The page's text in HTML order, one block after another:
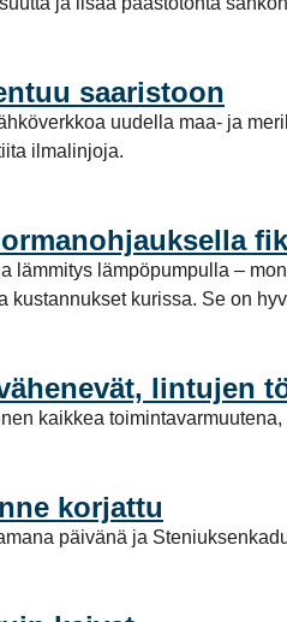
saaristoon
uudella maa- ja
ilmalinjoja.
lämmitys lämpöpumpulla –
kustannukset kurissa. Se on
lintujen
kaikkea
korjattu
päivänä ja